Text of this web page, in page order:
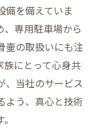
備を備えていま
、専用駐車場から
壷の取扱いにも注
族にとって心身共
、当社のサービス
よう、真心と技術